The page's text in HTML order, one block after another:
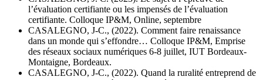
l’évaluation certifiante ou les impensés de l’évaluation
certifiante. Colloque IP&M, Online, septembre
CASALEGNO, J-C., (2022). Comment faire renaissance
dans un monde qui s’effondre… Colloque IP&M, Emprise
des réseaux sociaux numériques 6-8 juillet, IUT Bordeaux-
Montaigne, Bordeaux.
CASALEGNO, J-C., (2022). Quand la ruralité entreprend de